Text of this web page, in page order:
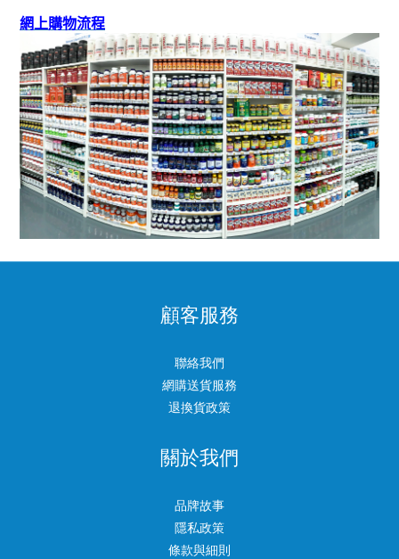
網上購物流程
顧客服務
聯絡我們
網購送貨服務
退換貨政策
關於我們
品牌故事
隱私政策
條款與細則